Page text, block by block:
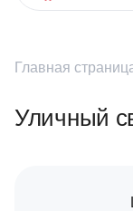
Главная
Уличный